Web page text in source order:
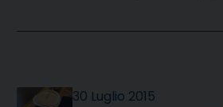
30 Luglio 2015